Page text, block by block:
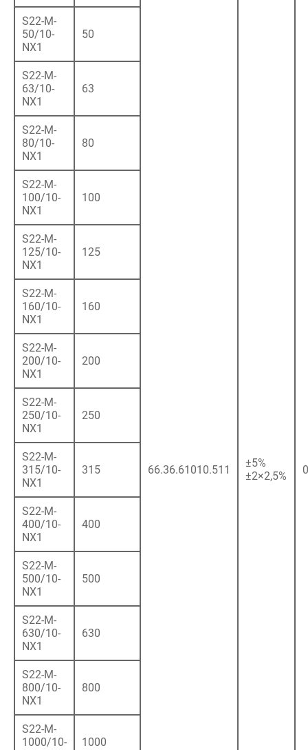
66.36.61010.511
±5%
±2×2,5%
S22-M-
50/10-
NX1
50
S22-M-
63/10-
NX1
63
S22-M-
80/10-
NX1
80
S22-M-
100/10-
NX1
100
S22-M-
125/10-
NX1
125
S22-M-
160/10-
NX1
160
S22-M-
200/10-
NX1
200
S22-M-
250/10-
NX1
250
S22-M-
315/10-
NX1
315
S22-M-
400/10-
NX1
400
S22-M-
500/10-
NX1
500
S22-M-
630/10-
NX1
630
S22-M-
800/10-
NX1
800
S22-M-
1000/10-
1000